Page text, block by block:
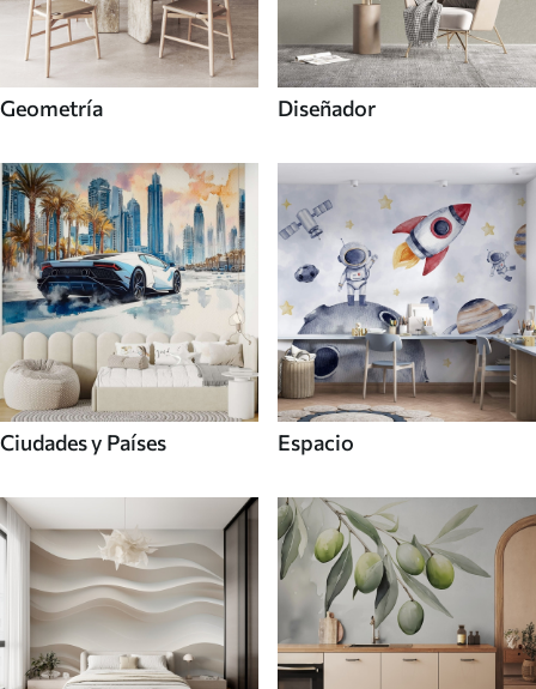
Geometría Diseñador
Ciudades y Países Espacio